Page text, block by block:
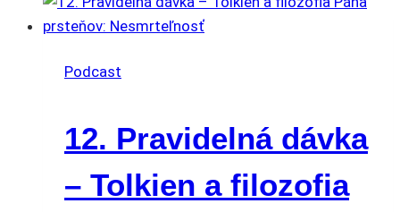
Podcast
12. Pravidelná dávka
– Tolkien a filozofia